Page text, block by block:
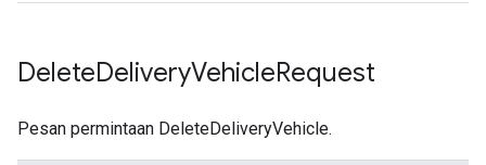
DeleteDeliveryVehicleRequest
Pesan permintaan DeleteDeliveryVehicle.